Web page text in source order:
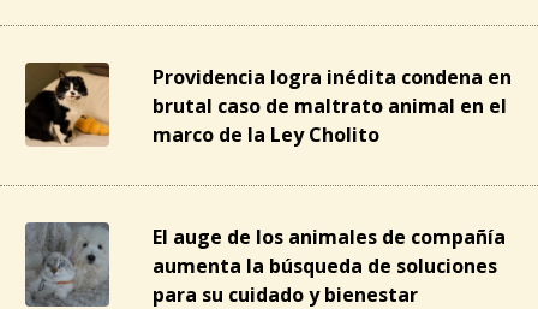
Providencia logra inédita condena en
brutal caso de maltrato animal en el
marco de la Ley Cholito
El auge de los animales de compañía
aumenta la búsqueda de soluciones
para su cuidado y bienestar